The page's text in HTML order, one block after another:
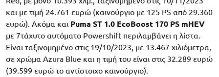
και με τιμή 24.761 ευρώ (καινούργιο με 125 PS από 29.360
ευρώ). Ακόμα και Puma ST 1.0 EcoBoost 170 PS mHEV
με 7τάχυτο αυτόματο Powershift περιλαμβάνει η λίστα.
Είναι ταξινομημένο στις 19/10/2023, με 13.467 χιλιόμετρα,
σε χρώμα Azura Blue και η τιμή του είναι στις 32.289 ευρώ
(39.599 ευρώ το αντίστοιχο καινούργιο).